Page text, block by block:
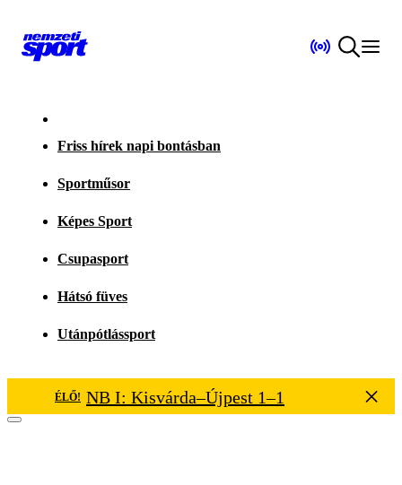
Friss hírek napi bontásban
Sportműsor
Képes Sport
Csupasport
Hátsó füves
Utánpótlássport
ÉLŐ! NB I: Kisvárda–Újpest 1–1